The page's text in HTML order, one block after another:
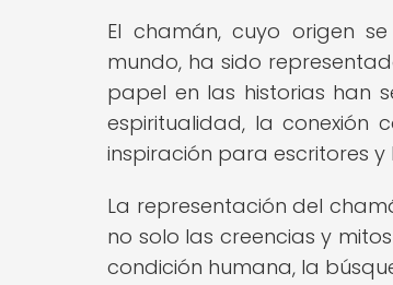
El chamán, cuyo origen
mundo, ha sido
papel en las historias han
espiritualidad, la conexión
inspiración para escritores
La representación del
no solo las creencias y
condición humana, la